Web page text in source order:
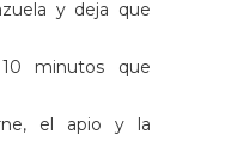
y deja que
minutos que
el apio y la